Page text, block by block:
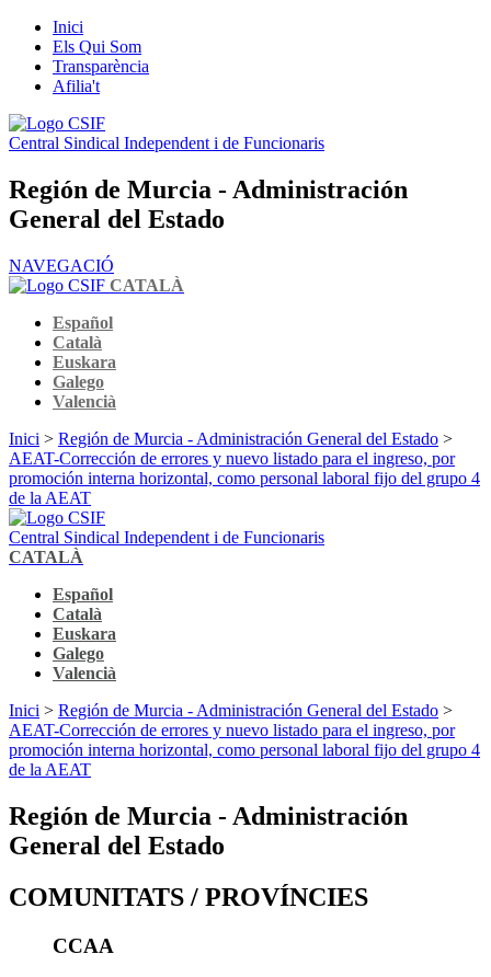
Inici
Els Qui Som
Transparència
Afilia't
Central Sindical Independent i de Funcionaris
Región de Murcia - Administración
General del Estado
NAVEGACIÓ
CATALÀ
Español
Català
Euskara
Galego
Valencià
Inici > Región de Murcia - Administración General del Estado >
AEAT-Corrección de errores y nuevo listado para el ingreso, por
promoción interna horizontal, como personal laboral fijo del grupo 4
de la AEAT
Central Sindical Independent i de Funcionaris
CATALÀ
Español
Català
Euskara
Galego
Valencià
Inici > Región de Murcia - Administración General del Estado >
AEAT-Corrección de errores y nuevo listado para el ingreso, por
promoción interna horizontal, como personal laboral fijo del grupo 4
de la AEAT
Región de Murcia - Administración
General del Estado
COMUNITATS / PROVÍNCIES
CCAA